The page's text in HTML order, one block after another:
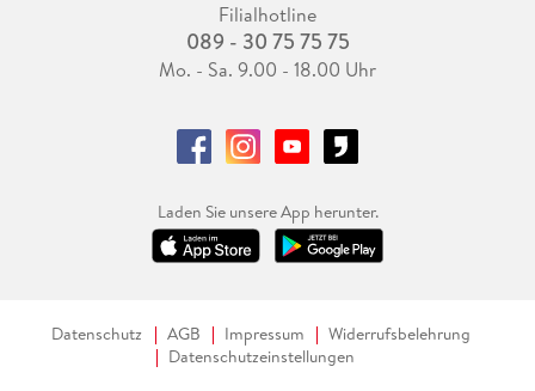
Filialhotline
089 - 30 75 75 75
Mo. - Sa. 9.00 - 18.00 Uhr
Laden Sie unsere App herunter.
Datenschutz AGB Impressum
Widerrufsbelehrung
Datenschutzeinstellungen